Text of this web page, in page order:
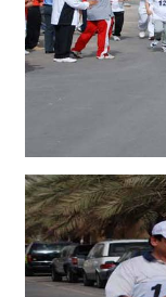
อ
ท
า
ง
ก
า
ร